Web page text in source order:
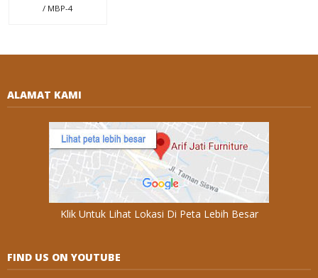
/ MBP-4
ALAMAT KAMI
Klik Untuk Lihat Lokasi Di Peta Lebih Besar
FIND US ON YOUTUBE